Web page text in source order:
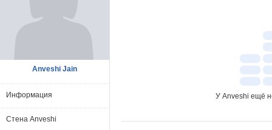
У Anveshi ещё
Anveshi Jain
Информация
Стена Anveshi